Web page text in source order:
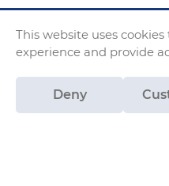
Ships moor at the
This website uses
experience and provide
Deny